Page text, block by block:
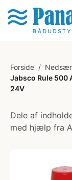
Forside /
Jabsco Rule
24V
Dele af
med hjælp fra